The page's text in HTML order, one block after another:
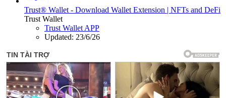
Trust® Wallet - Download Wallet Extension | NFTs and DeFi
Trust Wallet
Trust Wallet APP
Updated: 23/6/26